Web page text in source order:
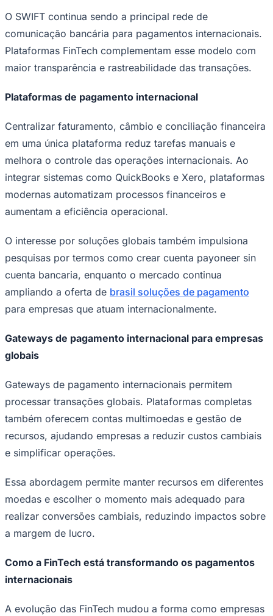
Corinthians
O SWIFT continua sendo a principal rede de
comunicação bancária para pagamentos internacionais.
Plataformas FinTech complementam esse modelo com
maior transparência e rastreabilidade das transações.
Plataformas de pagamento internacional
Centralizar faturamento, câmbio e conciliação financeira
em uma única plataforma reduz tarefas manuais e
melhora o controle das operações internacionais. Ao
integrar sistemas como QuickBooks e Xero, plataformas
modernas automatizam processos financeiros e
aumentam a eficiência operacional.
O interesse por soluções globais também impulsiona
pesquisas por termos como crear cuenta payoneer sin
cuenta bancaria, enquanto o mercado continua
ampliando a oferta de brasil soluções de pagamento
para empresas que atuam internacionalmente.
Gateways de pagamento internacional para empresas
globais
Gateways de pagamento internacionais permitem
processar transações globais. Plataformas completas
também oferecem contas multimoedas e gestão de
recursos, ajudando empresas a reduzir custos cambiais
e simplificar operações.
Essa abordagem permite manter recursos em diferentes
moedas e escolher o momento mais adequado para
realizar conversões cambiais, reduzindo impactos sobre
a margem de lucro.
Como a FinTech está transformando os pagamentos
internacionais
A evolução das FinTech mudou a forma como empresas